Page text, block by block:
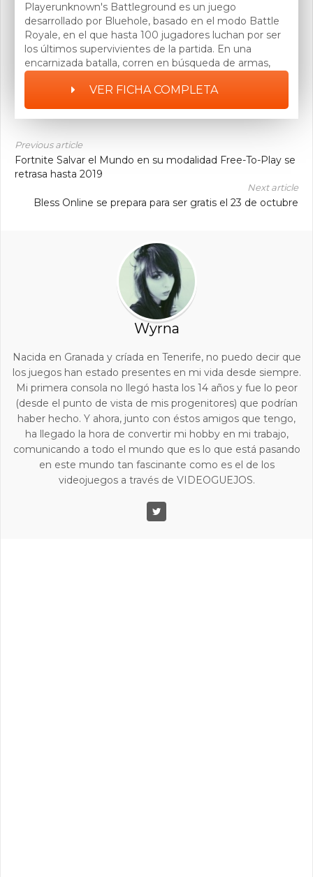
Playerunknown's Battleground es un juego
desarrollado por Bluehole, basado en el modo Battle
Royale, en el que hasta 100 jugadores luchan por ser
los últimos supervivientes de la partida. En una
encarnizada batalla, corren en búsqueda de armas,
potenciadores y suministros varios para superar a sus
enemigos, y así conseguir el: winner winner chicken
dinner!
VER FICHA COMPLETA
Previous article
Fortnite Salvar el Mundo en su modalidad Free-To-Play se
retrasa hasta 2019
Next article
Bless Online se prepara para ser gratis el 23 de octubre
Wyrna
Nacida en Granada y críada en Tenerife, no puedo decir que
los juegos han estado presentes en mi vida desde siempre.
Mi primera consola no llegó hasta los 14 años y fue lo peor
(desde el punto de vista de mis progenitores) que podrían
haber hecho. Y ahora, junto con éstos amigos que tengo,
ha llegado la hora de convertir mi hobby en mi trabajo,
comunicando a todo el mundo que es lo que está pasando
en este mundo tan fascinante como es el de los
videojuegos a través de VIDEOGUEJOS.